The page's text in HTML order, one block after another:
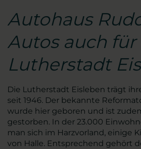
Autohaus
Autos auch für
Lutherstadt
Die Lutherstadt Eisleben trägt
seit 1946. Der bekannte
wurde hier geboren und ist
gestorben. In der 23.000
man sich im Harzvorland, einige
von Halle. Entsprechend gehört